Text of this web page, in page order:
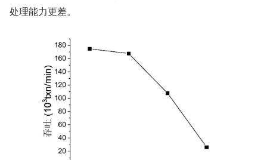
处理能力更差。